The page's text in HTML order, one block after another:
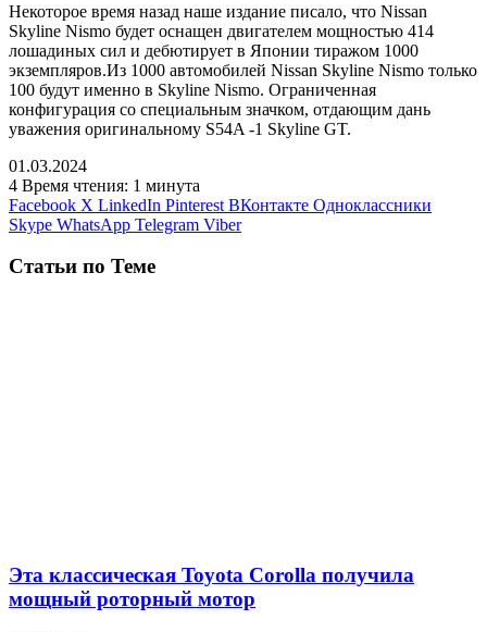
Некоторое время назад наше издание писало, что Nissan
Skyline Nismo будет оснащен двигателем мощностью 414
лошадиных сил и дебютирует в Японии тиражом 1000
экземпляров.Из 1000 автомобилей Nissan Skyline Nismo только
100 будут именно в Skyline Nismo. Ограниченная
конфигурация со специальным значком, отдающим дань
уважения оригинальному S54A -1 Skyline GT.
01.03.2024
4 Время чтения: 1 минута
Facebook X LinkedIn Pinterest ВКонтакте Одноклассники
Skype WhatsApp Telegram Viber
Статьи по Теме
Эта классическая Toyota Corolla получила
мощный роторный мотор